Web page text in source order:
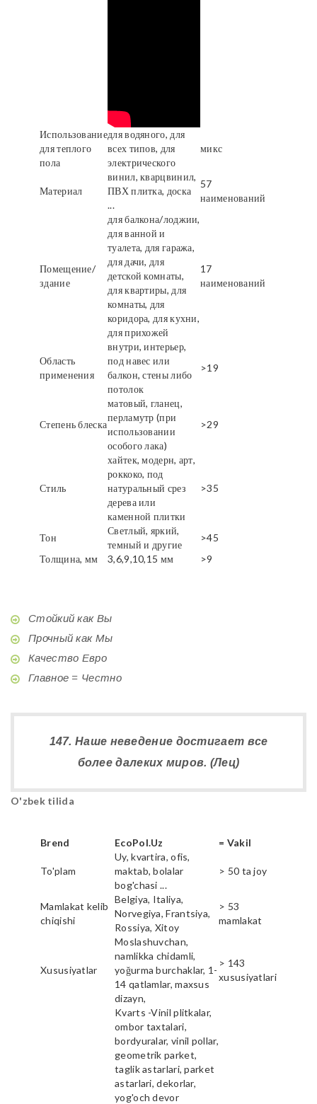
Использование
для теплого
пола
для водяного, для
всех типов, для
электрического
микс
Материал
винил, кварцвинил,
ПВХ плитка, доска
...
57
наименований
Помещение/
здание
для балкона/лоджии,
для ванной и
туалета, для гаража,
для дачи, для
детской комнаты,
для квартиры, для
комнаты, для
коридора, для кухни,
для прихожей
17
наименований
Область
применения
внутри, интерьер,
под навес или
балкон, стены либо
потолок
>19
Степень блеска
матовый, гланец,
перламутр (при
использовании
особого лака)
>29
Стиль
хайтек, модерн, арт,
роккоко, под
натуральный срез
дерева или
каменной плитки
>35
Тон
Светлый, яркий,
темный и другие
>45
Толщина, мм
3,6,9,10,15 мм >9
Стойкий как Вы
Прочный как Мы
Качество Евро
Главное = Честно
147. Наше неведение достигает все
более далеких миров. (Лец)
O'zbek tilida
Brend EcoPol.Uz = Vakil
To'plam
Uy, kvartira, ofis,
maktab, bolalar
bog'chasi ...
> 50 ta joy
Mamlakat kelib
chiqishi
Belgiya, Italiya,
Norvegiya, Frantsiya,
Rossiya, Xitoy
> 53
mamlakat
Xususiyatlar
Moslashuvchan,
namlikka chidamli,
yoğurma burchaklar, 1-
14 qatlamlar, maxsus
dizayn,
> 143
xususiyatlari
Kvarts -Vinil plitkalar,
ombor taxtalari,
bordyuralar, vinil pollar,
geometrik parket,
taglik astarlari, parket
astarlari, dekorlar,
yog'och devor